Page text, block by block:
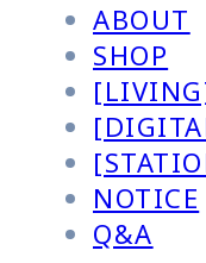
ABOUT
SHOP
NOTICE
Q&A